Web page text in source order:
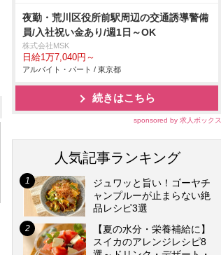
夜勤・荒川区役所前駅周辺の交通誘導警備
員/入社祝い金あり/週1日～OK
株式会社MSK
日給1万7,040円～
アルバイト・パート / 東京都
続きはこちら
sponsored by 求人ボックス
人気記事ランキング
ジュワッと旨い！ゴーヤチ
ャンプルーが止まらない絶
品レシピ3選
【夏の水分・栄養補給に】
スイカのアレンジレシピ8